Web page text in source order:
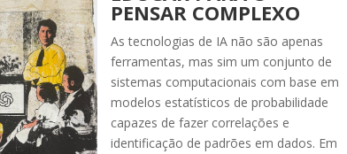
PENSAR COMPLEXO
As tecnologias de IA não são apenas
ferramentas, mas sim um conjunto de
sistemas computacionais com base em
modelos estatísticos de probabilidade
capazes de fazer correlações e
identificação de padrões em dados. Em